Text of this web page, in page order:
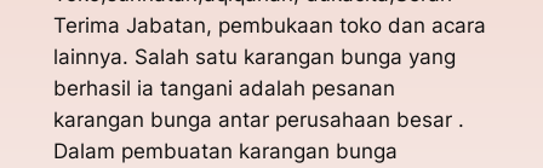
Terima Jabatan, pembukaan toko dan acara
lainnya. Salah satu karangan bunga yang
berhasil ia tangani adalah pesanan
karangan bunga antar perusahaan besar .
Dalam pembuatan karangan bunga